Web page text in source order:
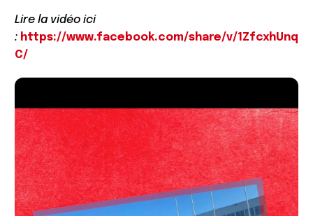
Lire la vidéo ici
: https://www.facebook.com/share/v/1ZfcxhUnq
C/